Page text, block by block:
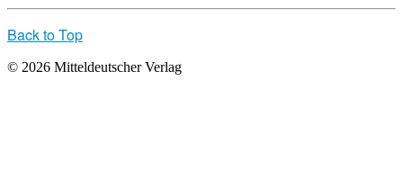
Back to Top
© 2026 Mitteldeutscher Verlag